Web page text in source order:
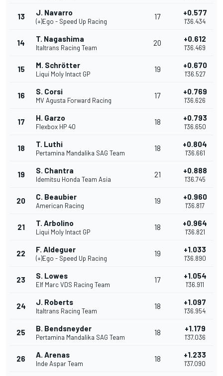
13 J. Navarro
(+)Ego - Speed Up Racing
17 +0.577
1'36.434
14 T. Nagashima
Italtrans Racing Team
20 +0.612
1'36.469
15 M. Schrötter
Liqui Moly Intact GP
19 +0.670
1'36.527
16 S. Corsi
MV Agusta Forward Racing
17 +0.769
1'36.626
17 H. Garzo
Flexbox HP 40
18 +0.793
1'36.650
18 T. Luthi
Pertamina Mandalika SAG Team
18 +0.804
1'36.661
19 S. Chantra
Idemitsu Honda Team Asia
21 +0.888
1'36.745
20 C. Beaubier
American Racing
19 +0.960
1'36.817
21 T. Arbolino
Liqui Moly Intact GP
18 +0.964
1'36.821
22 F. Aldeguer
(+)Ego - Speed Up Racing
19 +1.033
1'36.890
23 S. Lowes
Elf Marc VDS Racing Team
17 +1.054
1'36.911
24 J. Roberts
Italtrans Racing Team
18 +1.097
1'36.954
25 B. Bendsneyder
Pertamina Mandalika SAG Team
18 +1.179
1'37.036
26 A. Arenas
Inde Aspar Team
18 +1.233
1'37.090